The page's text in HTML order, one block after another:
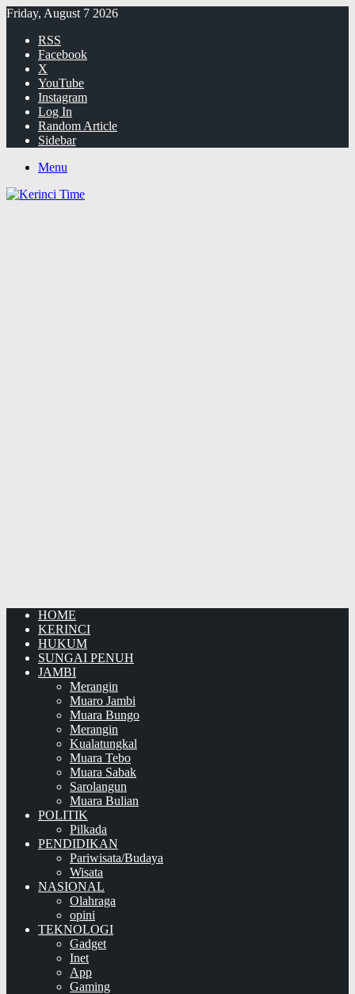
Friday, August 7 2026
RSS
Facebook
X
YouTube
Instagram
Log In
Random Article
Sidebar
Menu
HOME
KERINCI
HUKUM
SUNGAI PENUH
JAMBI
Merangin
Muaro Jambi
Muara Bungo
Merangin
Kualatungkal
Muara Tebo
Muara Sabak
Sarolangun
Muara Bulian
POLITIK
Pilkada
PENDIDIKAN
Pariwisata/Budaya
Wisata
NASIONAL
Olahraga
opini
TEKNOLOGI
Gadget
Inet
App
Gaming